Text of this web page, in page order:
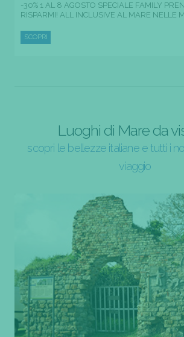
-30% 1 AL 8 AGOSTO SPECIALE FAMILY
RISPARMI! ALL INCLUSIVE AL MARE NELLE
SCOPRI
Luoghi di Mare da
scopri le bellezze italiane e tutti i
viaggio